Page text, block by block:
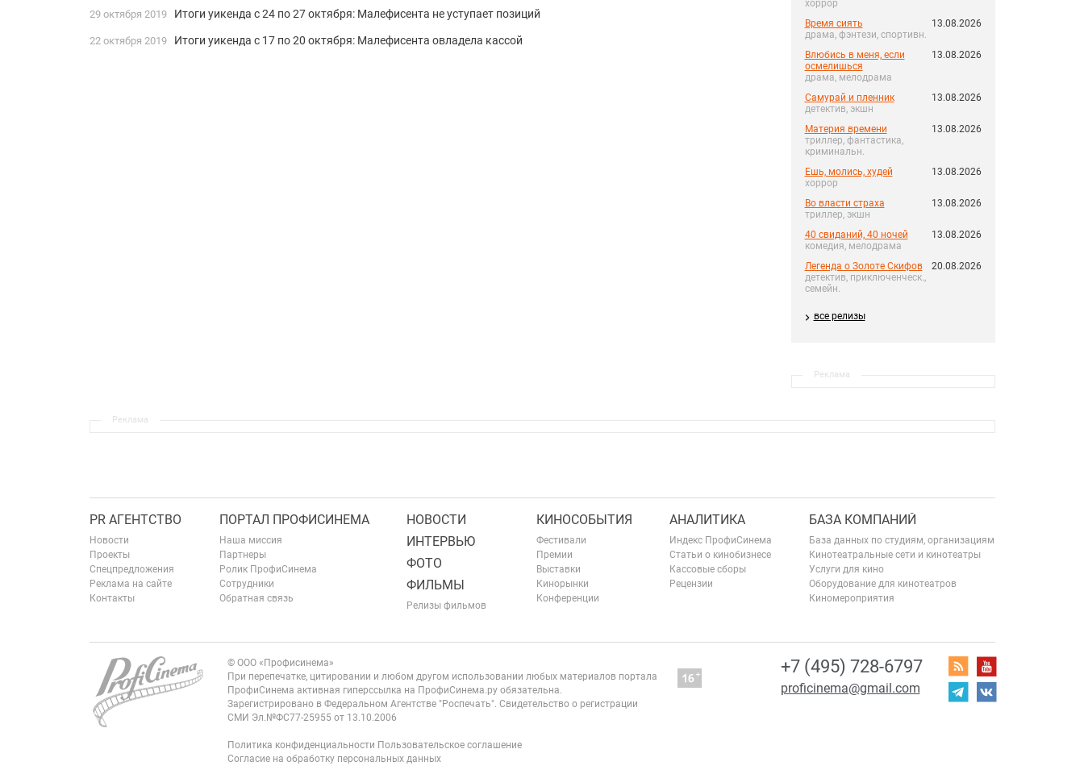
хоррор
Время сиять
драма, фэнтези, спортивн.
13.08.2026
Влюбись в меня, если
осмелишься
драма, мелодрама
13.08.2026
Самурай и пленник
детектив, экшн
13.08.2026
Материя времени
триллер, фантастика,
криминальн.
13.08.2026
Ешь, молись, худей
хоррор
13.08.2026
Во власти страха
триллер, экшн
13.08.2026
40 свиданий, 40 ночей
комедия, мелодрама
13.08.2026
Легенда о Золоте Скифов
детектив, приключенческ.,
семейн.
20.08.2026
все релизы
Реклама
29 октября 2019 Итоги уикенда с 24 по 27 октября: Малефисента не уступает позиций
22 октября 2019 Итоги уикенда с 17 по 20 октября: Малефисента овладела кассой
Реклама
PR АГЕНТСТВО
Новости
Проекты
Спецпредложения
Реклама на сайте
Контакты
ПОРТАЛ ПРОФИСИНЕМА
Наша миссия
Партнеры
Ролик ПрофиСинема
Сотрудники
Обратная связь
НОВОСТИ
ИНТЕРВЬЮ
ФОТО
ФИЛЬМЫ
Релизы фильмов
КИНОСОБЫТИЯ
Фестивали
Премии
Выставки
Кинорынки
Конференции
АНАЛИТИКА
Индекс ПрофиСинема
Статьи о кинобизнесе
Кассовые сборы
Рецензии
БАЗА КОМПАНИЙ
База данных по студиям, организациям
Кинотеатральные сети и кинотеатры
Услуги для кино
Оборудование для кинотеатров
Киномероприятия
+7 (495) 728-6797
proficinema@gmail.com
© ООО «Профисинема»
При перепечатке, цитировании и любом другом использовании любых материалов портала
ПрофиСинема активная гиперссылка на ПрофиСинема.ру обязательна.
Зарегистрировано в Федеральном Агентстве "Роспечать". Свидетельство о регистрации
СМИ Эл.№ФС77-25955 от 13.10.2006
Политика конфиденциальности Пользовательское соглашение
Согласие на обработку персональных данных